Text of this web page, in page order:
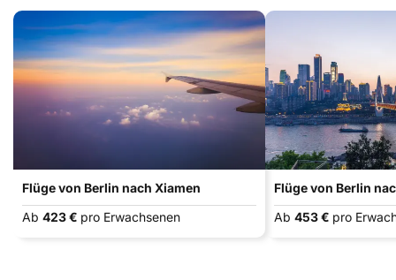
Flüge von Berlin nach Xiamen
Ab 423 € pro Erwachsenen
Flüge von Berlin
Ab 453 € pro